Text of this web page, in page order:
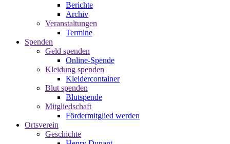
Berichte
Archiv
Veranstaltungen
Termine
Spenden
Geld spenden
Online-Spende
Kleidung spenden
Kleidercontainer
Blut spenden
Blutspende
Mitgliedschaft
Fördermitglied werden
Ortsverein
Geschichte